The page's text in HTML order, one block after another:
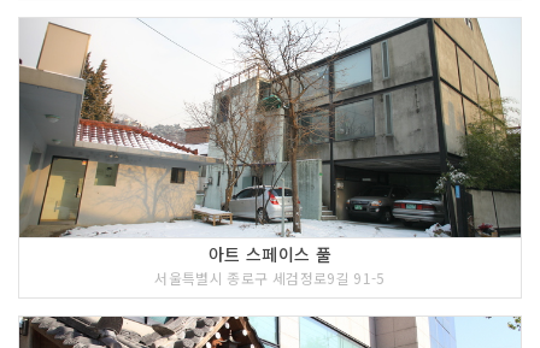
아트 스페이스 풀
서울특별시 종로구 세검정로9길 91-5